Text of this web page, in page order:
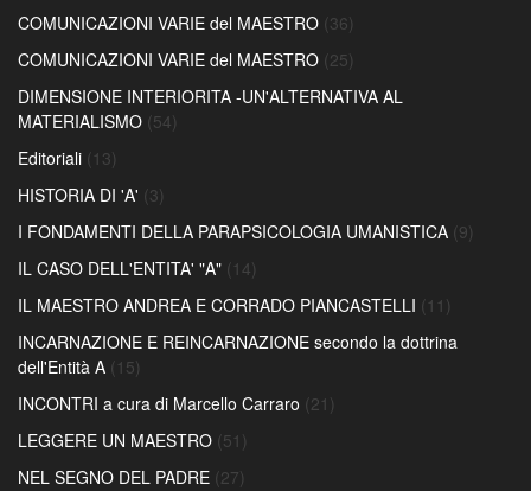
COMUNICAZIONI VARIE del MAESTRO (36)
COMUNICAZIONI VARIE del MAESTRO (25)
DIMENSIONE INTERIORITA -UN'ALTERNATIVA AL
MATERIALISMO (54)
Editoriali (13)
HISTORIA DI 'A' (3)
I FONDAMENTI DELLA PARAPSICOLOGIA UMANISTICA (9)
IL CASO DELL'ENTITA' "A" (14)
IL MAESTRO ANDREA E CORRADO PIANCASTELLI (11)
INCARNAZIONE E REINCARNAZIONE secondo la dottrina
dell'Entità A (15)
INCONTRI a cura di Marcello Carraro (21)
LEGGERE UN MAESTRO (51)
NEL SEGNO DEL PADRE (27)